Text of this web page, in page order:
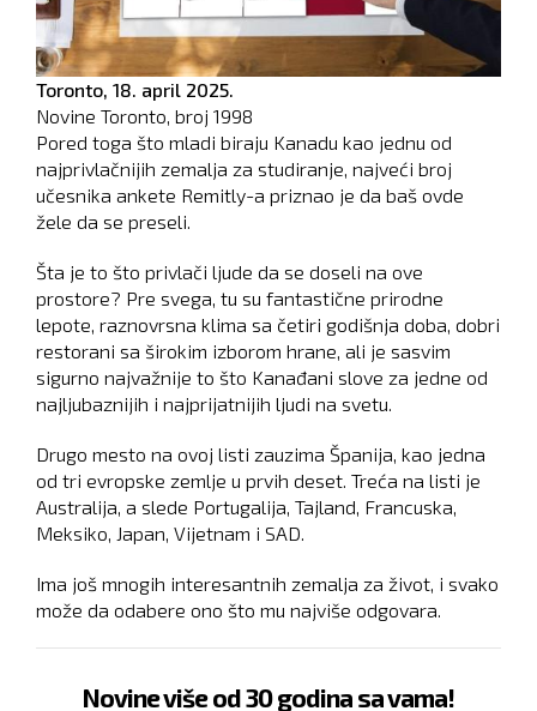
Toronto, 18. april 2025.
Novine Toronto, broj 1998
Pored toga što mladi biraju Kanadu kao jednu od
najprivlačnijih zemalja za studiranje, najveći broj
učesnika ankete Remitly-a priznao je da baš ovde
žele da se preseli.
Šta je to što privlači ljude da se doseli na ove
prostore? Pre svega, tu su fantastične prirodne
lepote, raznovrsna klima sa četiri godišnja doba, dobri
restorani sa širokim izborom hrane, ali je sasvim
sigurno najvažnije to što Kanađani slove za jedne od
najljubaznijih i najprijatnijih ljudi na svetu.
Drugo mesto na ovoj listi zauzima Španija, kao jedna
od tri evropske zemlje u prvih deset. Treća na listi je
Australija, a slede Portugalija, Tajland, Francuska,
Meksiko, Japan, Vijetnam i SAD.
Ima još mnogih interesantnih zemalja za život, i svako
može da odabere ono što mu najviše odgovara.
Novine više od 30 godina sa vama!